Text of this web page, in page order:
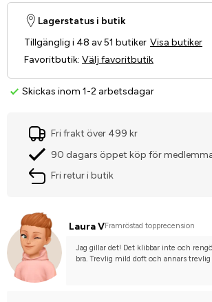
Skickas inom 1-2 arbetsdagar
Lagerstatus i butik
Tillgänglig i 48 av 51 butiker Visa butiker
Favoritbutik: Välj favoritbutik
Fri frakt över 499 kr
90 dagars öppet köp för
Fri retur i butik
Laura VFramröstad topprecension
Jag gillar det! Det klibbar inte och
bra. Trevlig mild doft och annars trevlig